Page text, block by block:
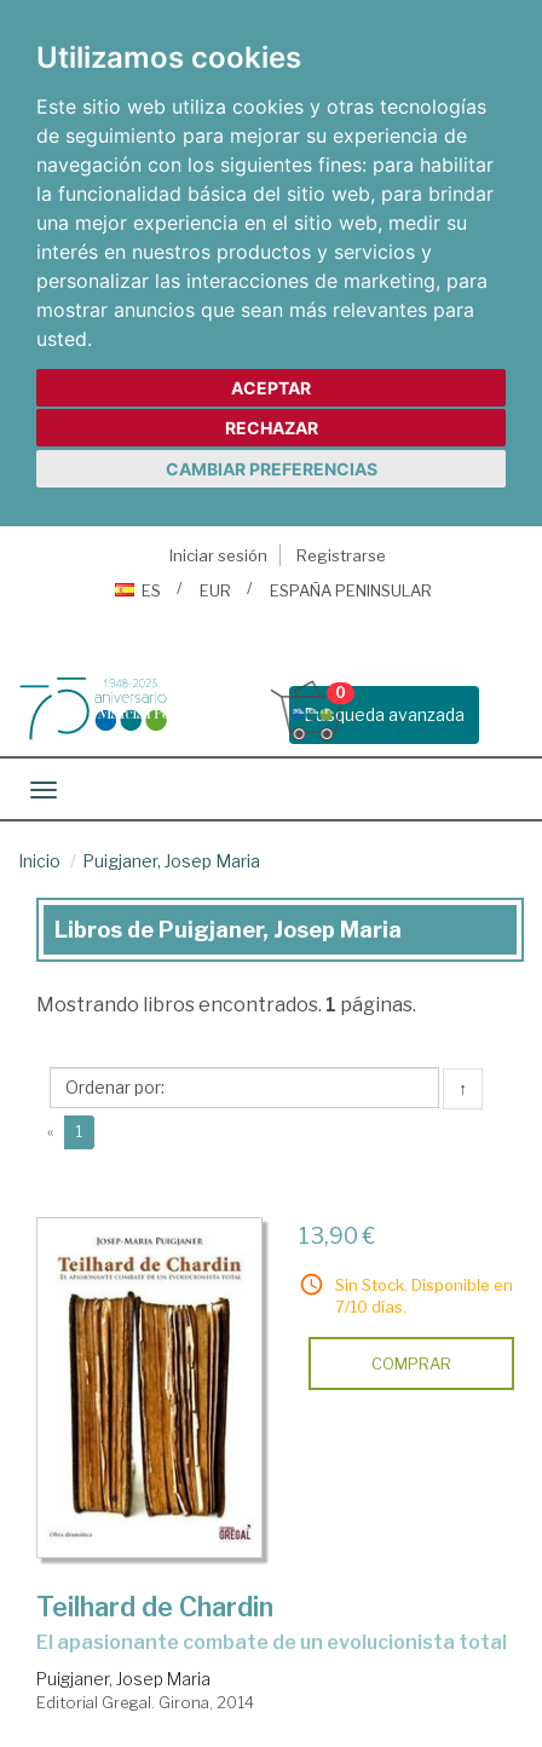
Utilizamos cookies
Este sitio web utiliza cookies y otras tecnologías
de seguimiento para mejorar su experiencia de
navegación con los siguientes fines: para habilitar
la funcionalidad básica del sitio web, para brindar
una mejor experiencia en el sitio web, medir su
interés en nuestros productos y servicios y
personalizar las interacciones de marketing, para
mostrar anuncios que sean más relevantes para
usted.
ACEPTAR
RECHAZAR
CAMBIAR PREFERENCIAS
Iniciar sesión
Registrarse
ES
EUR ESPAÑA PENINSULAR
Busqueda avanzada
0
Toggle navigation
Inicio Puigjaner, Josep Maria
Libros
Puigjaner,
Maria
Libros de Puigjaner, Josep Maria
Mostrando libros encontrados. 1 páginas.
↑
« 1
13,90 €
Sin Stock. Disponible en
7/10 días.
COMPRAR
Teilhard de Chardin
el apasionante combate de un evolucionista total
Puigjaner, Josep Maria
Editorial Gregal. Girona, 2014